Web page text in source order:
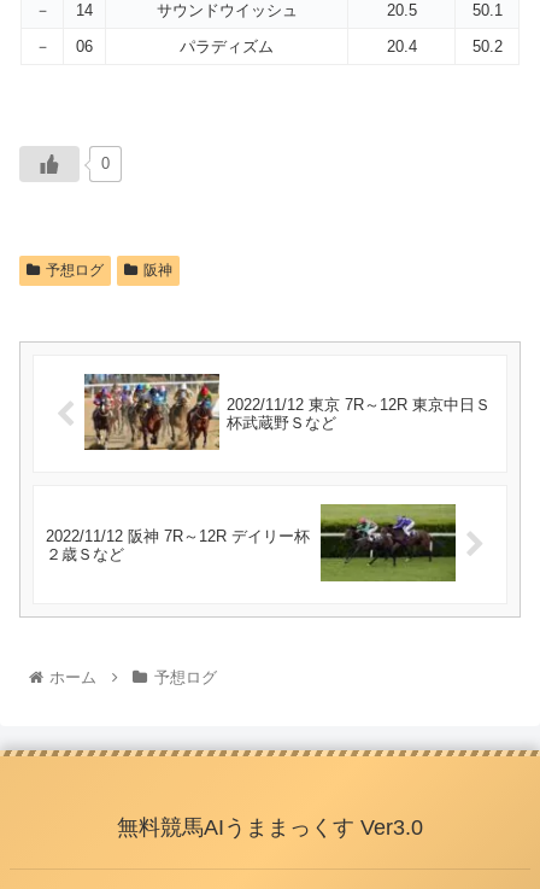
－
14 サウンドウイッシュ 20.5
50.1
－
06 パラディズム 20.4 50.2
0
予想ログ 阪神
2022/11/12 東京 7R～12R 東京中日Ｓ
杯武蔵野Ｓなど
2022/11/12 阪神 7R～12R デイリー杯
２歳Ｓなど
ホーム 予想ログ
無料競馬AIうままっくす Ver3.0